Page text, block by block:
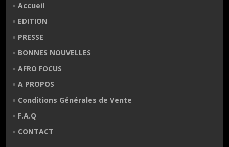
Accueil
EDITION
PRESSE
BONNES NOUVELLES
AFRO FOCUS
A PROPOS
Conditions Générales de Vente
F.A.Q
CONTACT